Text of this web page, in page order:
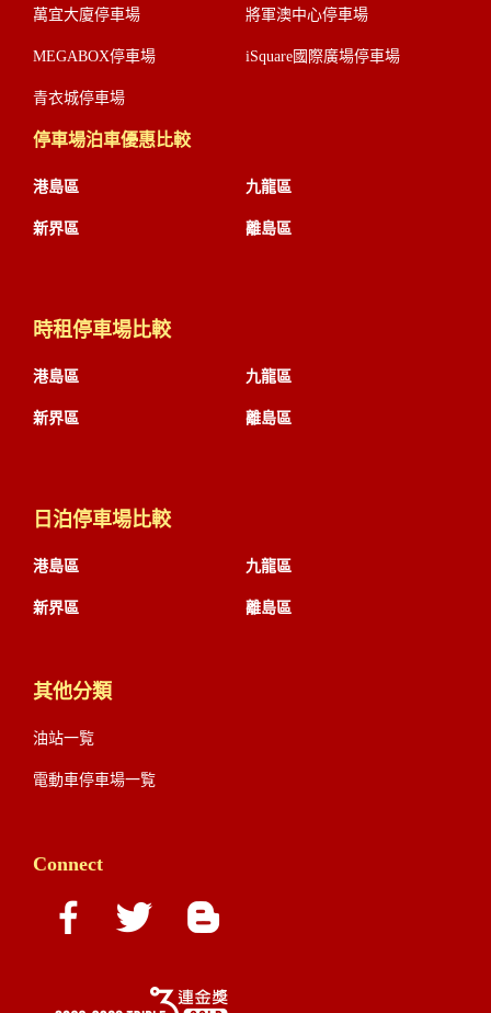
萬宜大廈停車場 將軍澳中心停車場
MEGABOX停車場 iSquare國際廣場停車場
青衣城停車場
停車場泊車優惠比較
港島區 九龍區
新界區 離島區
時租停車場比較
港島區 九龍區
新界區 離島區
日泊停車場比較
港島區 九龍區
新界區 離島區
其他分類
油站一覧
電動車停車場一覧
Connect